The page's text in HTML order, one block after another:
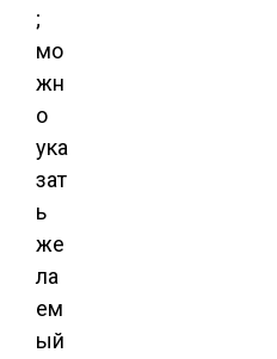
;
мо
жн
о
ука
зат
ь
же
ла
ем
ый